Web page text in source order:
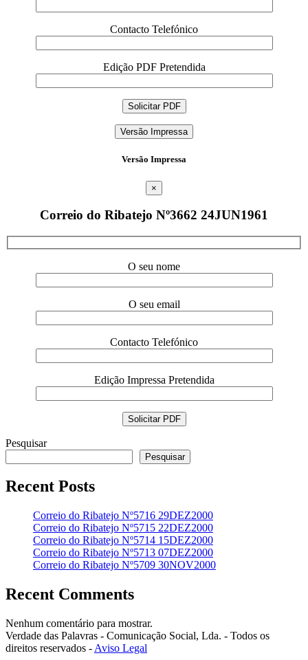
Contacto Telefónico
Edição PDF Pretendida
Versão Impressa
Versão Impressa
×
Correio do Ribatejo Nº3662 24JUN1961
O seu nome
O seu email
Contacto Telefónico
Edição Impressa Pretendida
Pesquisar
Pesquisar
Recent Posts
Correio do Ribatejo Nº5716 29DEZ2000
Correio do Ribatejo Nº5715 22DEZ2000
Correio do Ribatejo Nº5714 15DEZ2000
Correio do Ribatejo Nº5713 07DEZ2000
Correio do Ribatejo Nº5709 30NOV2000
Recent Comments
Nenhum comentário para mostrar.
Verdade das Palavras - Comunicação Social, Lda. - Todos os
direitos reservados - Aviso Legal